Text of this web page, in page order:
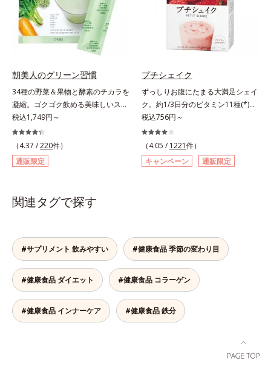
っと搾り取った貴重なエキスのみを
使用しています。
朝美人のグリーン習慣
34種の野菜＆果物と酵素のチカラを
凝縮。ゴクゴク飲める美味しいスム
ージーでスッキリ生活をサポート。
酵素と野菜＆果物のパワーで、スッ
キリ生活を応援する、粉末状の酵素
スムージーです。赤米や大麦などの
9種の素材を、黒・黄・白の3種の麹
日常では摂りづらいスーパーフー
っぷり入っており、いろいろな素材
を手軽に摂取できます。やすらぎの
ローズマリーとペパーミントの2種
のハーブも入っています。豆乳また
は水と混ぜるだけの簡単スムージー
を毎朝の習慣にして、スッキリ健康
＆キレイな毎日を。
税込1,749円～
（4.37 /220件）
通販限定
プチシェイク
ずっしりお腹にたまる大満足シェイ
ク。約1/3日分のビタミン11種(*)・
鉄分・食物繊維配合でダイエットと
美容をしっかりサポート。食事とお
きかえるだけで簡単にカロリーを抑
えつつ、果実のいいところをまるご
と使って栄養バランスUP。食物繊
い栄養、空腹具合に合わせて食べ方
のアレンジは自由自在！自然な果実
の味を活かした美味しさで、ハッピ
ーなダイエットを目指します。* ビ
タミンA、B1、B2、B6、B12、C、
D、E、ナイアシン、パントテン
酸、葉酸各商品の詳しい情報は商品
税込756円～
（4.05 / 1221件）
キャンペーン
通販限定
関連タグで探す
#サプリメント 飲みやすい #健康食品 季節の変わり目
#健康食品 ダイエット #健康食品 コラーゲン
#健康食品 インナーケア #健康食品 鉄分